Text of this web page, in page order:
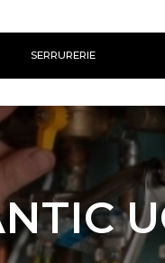
SERRURERIE